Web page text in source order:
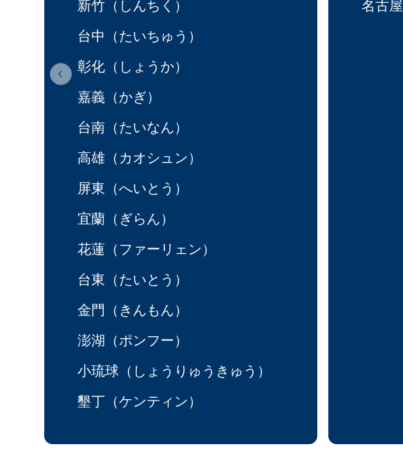
新竹（しんちく）
台中（たいちゅう）
彰化（しょうか）
嘉義（かぎ）
台南（たいなん）
高雄（カオシュン）
屏東（へいとう）
宜蘭（ぎらん）
花蓮（ファーリェン）
台東（たいとう）
金門（きんもん）
澎湖（ポンフー）
小琉球（しょうりゅうきゅう）
墾丁（ケンティン）
名古屋
Previous slide